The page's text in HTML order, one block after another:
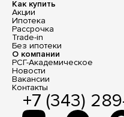
Как купить
Акции
Ипотека
Рассрочка
Trade-in
Без ипотеки
О компании
РСГ-Академическое
Новости
Вакансии
Контакты
+7 (343)